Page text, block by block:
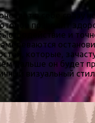
в себе сразу
позволит
и
которые,
дальше он будет
визуальный